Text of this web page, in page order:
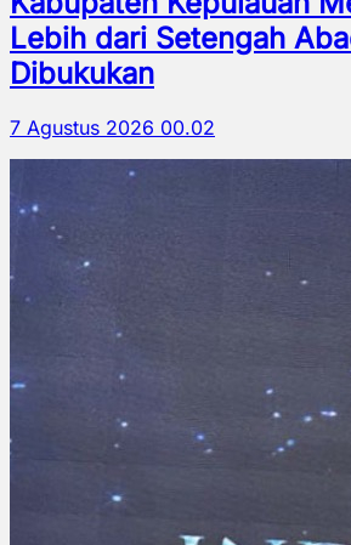
Lebih dari Setengah
Dibukukan
7 Agustus 2026 00.02